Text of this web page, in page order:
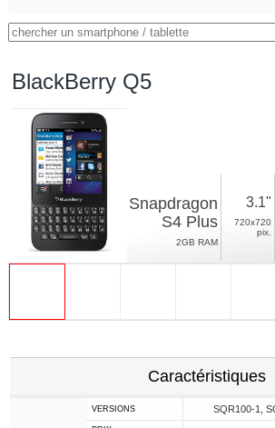
BlackBerry Q5
Snapdragon
S4 Plus
2GB RAM
3.1"
720x720
pix.
Caractéristiques
VERSIONS SQR100-1,